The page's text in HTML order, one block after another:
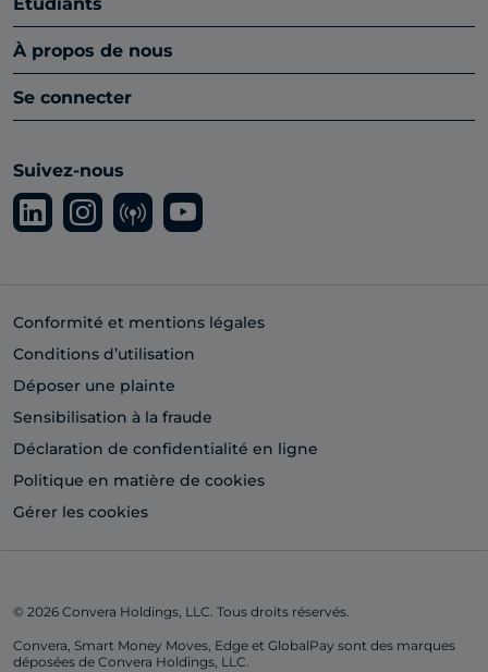
À propos de nous
Se connecter
Suivez-nous
Conformité et mentions légales
Conditions d’utilisation
Déposer une plainte
Sensibilisation à la fraude
Déclaration de confidentialité en ligne
Politique en matière de cookies
Gérer les cookies
© 2026 Convera Holdings, LLC. Tous droits réservés.
Convera, Smart Money Moves, Edge et GlobalPay sont des marques
déposées de Convera Holdings, LLC.